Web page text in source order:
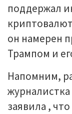
поддержал
он намерен
Трампом и
Напомним,
заявила ,